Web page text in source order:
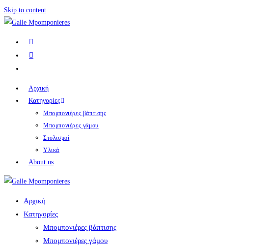
Skip to content
Αρχική
Κατηγορίες
Μπομπονιέρες βάπτισης
Μπομπονιέρες γάμου
Στολισμοί
Υλικά
About us
Αρχική
Κατηγορίες
Μπομπονιέρες βάπτισης
Μπομπονιέρες γάμου